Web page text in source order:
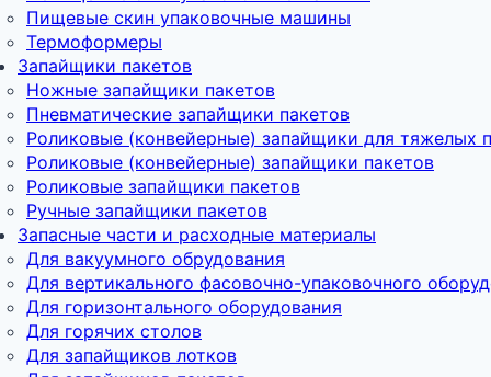
Пищевые скин упаковочные машины
Термоформеры
Запайщики пакетов
Ножные запайщики пакетов
Пневматические запайщики пакетов
Роликовые (конвейерные) запайщики для тяжелых
Роликовые (конвейерные) запайщики пакетов
Роликовые запайщики пакетов
Ручные запайщики пакетов
Запасные части и расходные материалы
Для вакуумного обрудования
Для вертикального фасовочно-упаковочного
Для горизонтального оборудования
Для горячих столов
Для запайщиков лотков